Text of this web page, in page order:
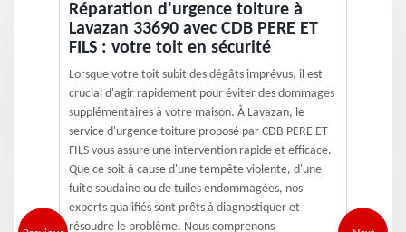
Réparation d'urgence toiture à
Lavazan 33690 avec CDB PERE ET
FILS : votre toit en sécurité
Lorsque votre toit subit des dégâts imprévus, il est
crucial d'agir rapidement pour éviter des dommages
supplémentaires à votre maison. À Lavazan, le
service d'urgence toiture proposé par CDB PERE ET
FILS vous assure une intervention rapide et efficace.
Que ce soit à cause d'une tempête violente, d'une
fuite soudaine ou de tuiles endommagées, nos
experts qualifiés sont prêts à diagnostiquer et
résoudre le problème. Nous comprenons